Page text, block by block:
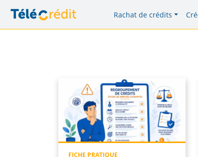
Rachat de crédits
FICHE PRATIQUE